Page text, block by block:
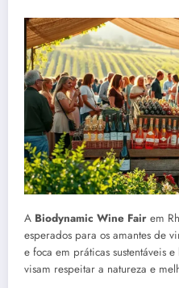
A Biodynamic Wine Fair em
esperados para os amantes de
e foca em práticas sustentáveis
visam respeitar a natureza e